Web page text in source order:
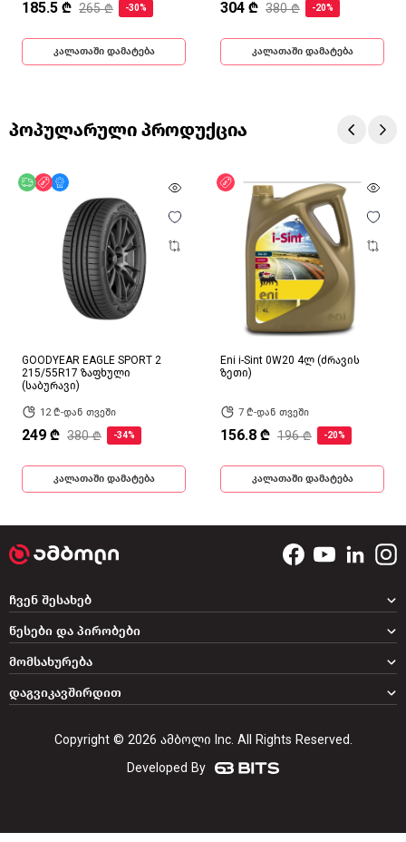
185.5 ₾ 265 ₾ -30%
კალათაში დამატება
304 ₾ 380 ₾ -20%
კალათაში დამატება
პოპულარული პროდუქცია
უფასო მიწოდება
ფასდაკლება
GOODYEAR EAGLE SPORT 2
215/55R17 ზაფხული
(საბურავი)
12 ₾-დან თვეში
249 ₾ 380 ₾ -34%
კალათაში დამატება
ფასდაკლება
Eni i-Sint 0W20 4ლ (ძრავის
ზეთი)
7 ₾-დან თვეში
156.8 ₾ 196 ₾ -20%
კალათაში დამატება
დაგვიკავშირდით
ჩვენ შესახებ
წესები და პირობები
მომსახურება
Copyright © 2026 ამბოლი Inc. All Rights Reserved.
Developed By